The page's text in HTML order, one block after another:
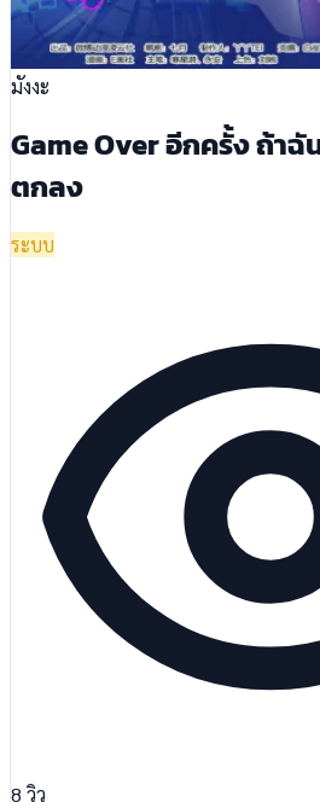
มังงะ
Game Over อีกครั้ง ถ้าฉั
ตกลง
ระบบ
8 วิว